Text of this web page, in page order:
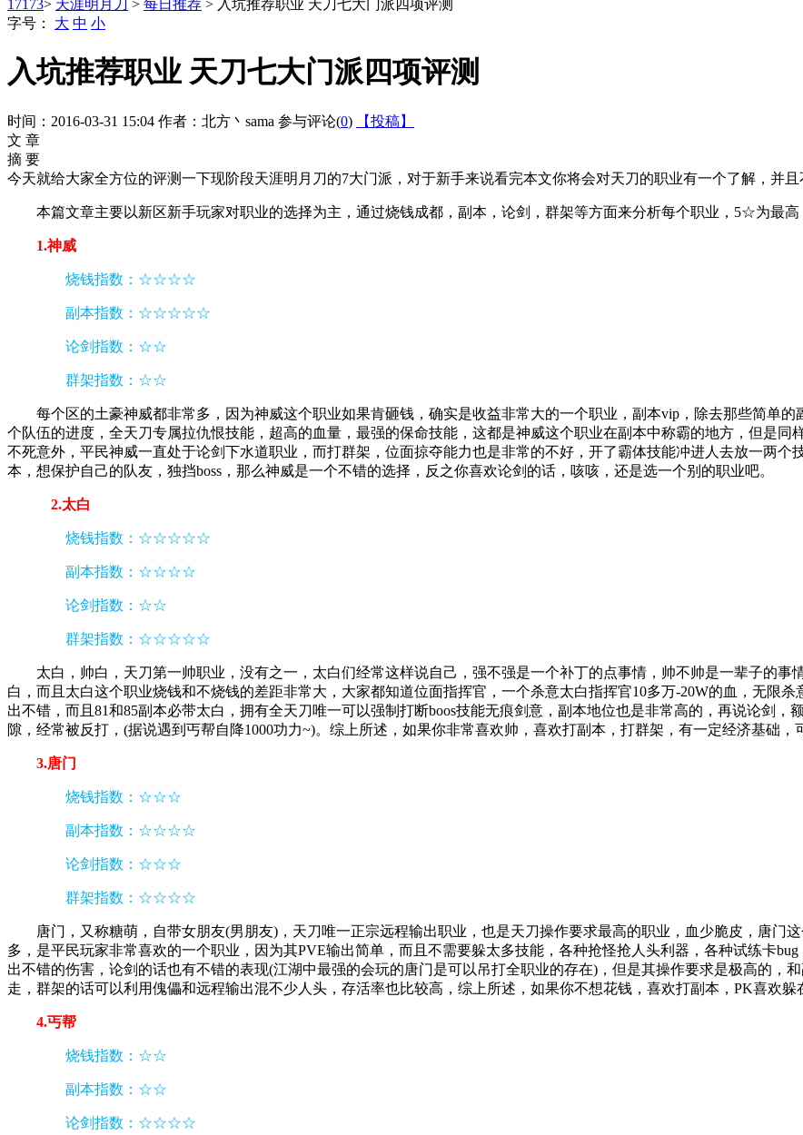
17173> 天涯明月刀 > 每日推荐 > 入坑推荐职业 天刀七大门派四项评测
字号： 大 中 小
入坑推荐职业 天刀七大门派四项评测
时间：2016-03-31 15:04 作者：北方丶sama 参与评论(0)
【投稿】
文 章
摘 要
今天就给大家全方位的评测一下现阶段天涯明月刀的7大门派，对于新手来说看完本文你将会对天刀的职业有一个了解，并且
本篇文章主要以新区新手玩家对职业的选择为主，通过烧钱成都，副本，论剑，群架等方面来分析每个职业，5☆为最高
1.神威
烧钱指数：☆☆☆☆
副本指数：☆☆☆☆☆
论剑指数：☆☆
群架指数：☆☆
每个区的土豪神威都非常多，因为神威这个职业如果肯砸钱，确实是收益非常大的一个职业，副本vip，除去那些简单
个队伍的进度，全天刀专属拉仇恨技能，超高的血量，最强的保命技能，这都是神威这个职业在副本中称霸的地方，但是
不死意外，平民神威一直处于论剑下水道职业，而打群架，位面掠夺能力也是非常的不好，开了霸体技能冲进人去放一两个
本，想保护自己的队友，独挡boss，那么神威是一个不错的选择，反之你喜欢论剑的话，咳咳，还是选一个别的职业吧。
2.太白
烧钱指数：☆☆☆☆☆
副本指数：☆☆☆☆
论剑指数：☆☆
群架指数：☆☆☆☆☆
太白，帅白，天刀第一帅职业，没有之一，太白们经常这样说自己，强不强是一个补丁的点事情，帅不帅是一辈子的
白，而且太白这个职业烧钱和不烧钱的差距非常大，大家都知道位面指挥官，一个杀意太白指挥官10多万-20W的血，无限
出不错，而且81和85副本必带太白，拥有全天刀唯一可以强制打断boos技能无痕剑意，副本地位也是非常高的，再说论剑
隙，经常被反打，(据说遇到丐帮自降1000功力~)。综上所述，如果你非常喜欢帅，喜欢打副本，打群架，有一定经济基础，
3.唐门
烧钱指数：☆☆☆
副本指数：☆☆☆☆
论剑指数：☆☆☆
群架指数：☆☆☆☆
唐门，又称糖萌，自带女朋友(男朋友)，天刀唯一正宗远程输出职业，也是天刀操作要求最高的职业，血少脆皮，唐门
多，是平民玩家非常喜欢的一个职业，因为其PVE输出简单，而且不需要躲太多技能，各种抢怪抢人头利器，各种试练卡
出不错的伤害，论剑的话也有不错的表现(江湖中最强的会玩的唐门是可以吊打全职业的存在)，但是其操作要求是极高的，
走，群架的话可以利用傀儡和远程输出混不少人头，存活率也比较高，综上所述，如果你不想花钱，喜欢打副本，PK喜欢躲
4.丐帮
烧钱指数：☆☆
副本指数：☆☆
论剑指数：☆☆☆☆